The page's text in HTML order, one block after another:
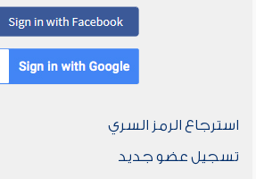
استرجاع الرمز السري
تسجيل عضو جديد